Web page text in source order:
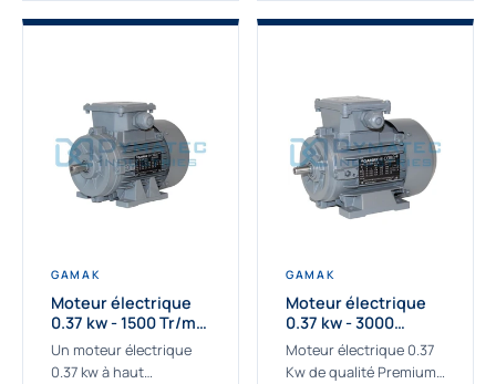
GAMAK
Moteur électrique
0.37 kw - 1500 Tr/min
- 230/400V - IE2
Un moteur électrique
0.37 kw à haut
GAMAK
Moteur électrique
0.37 kw - 3000
Tr/min - 230/400V -
IE2
Moteur électrique 0.37
Kw de qualité Premium,